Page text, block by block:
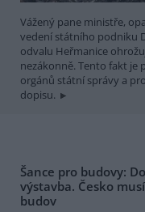
Vážený pane ministře,
vedení státního podniku
odvalu Heřmanice
nezákonně. Tento fakt
orgánů státní správy a
dopisu.
Šance pro budovy:
výstavba. Česko
budov